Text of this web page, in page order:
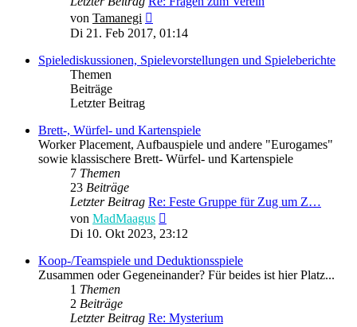
von Tamanegi
Beitrag
Di 21. Feb 2017, 01:14
Spielediskussionen, Spielevorstellungen und Spieleberichte
Themen
Beiträge
Letzter Beitrag
Brett-, Würfel- und Kartenspiele
Worker Placement, Aufbauspiele und andere "Eurogames"
sowie klassischere Brett- Würfel- und Kartenspiele
7 Themen
23 Beiträge
Letzter Beitrag Re: Feste Gruppe für Zug um Z…
von MadMaagus
Beitrag
Di 10. Okt 2023, 23:12
Koop-/Teamspiele und Deduktionsspiele
Zusammen oder Gegeneinander? Für beides ist hier Platz...
1 Themen
2 Beiträge
Letzter Beitrag Re: Mysterium